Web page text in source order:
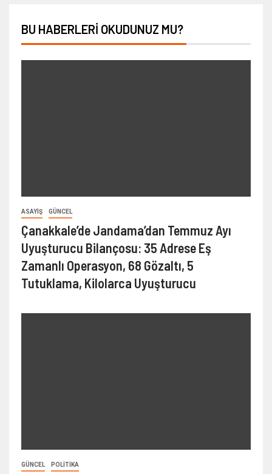
BU HABERLERI OKUDUNUZ MU?
ASAYIŞ GÜNCEL
Çanakkale’de Jandama’dan Temmuz Ayı
Uyuşturucu Bilançosu: 35 Adrese Eş
Zamanlı Operasyon, 68 Gözaltı, 5
Tutuklama, Kilolarca Uyuşturucu
GÜNCEL POLITIKA